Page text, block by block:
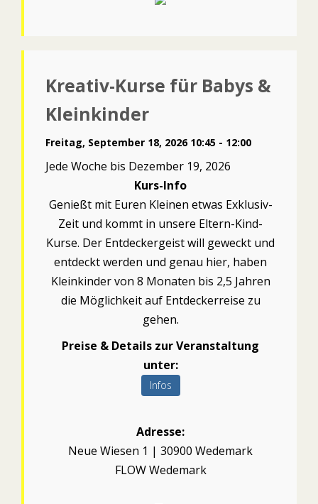
Kreativ-Kurse für Babys &
Kleinkinder
Freitag, September 18, 2026 10:45 - 12:00
Jede Woche bis Dezember 19, 2026
Kurs-Info
Genießt mit Euren Kleinen etwas Exklusiv-
Zeit und kommt in unsere Eltern-Kind-
Kurse. Der Entdeckergeist will geweckt und
entdeckt werden und genau hier, haben
Kleinkinder von 8 Monaten bis 2,5 Jahren
die Möglichkeit auf Entdeckerreise zu
gehen.
Preise & Details zur Veranstaltung
unter:
Infos
Adresse:
Neue Wiesen 1 | 30900 Wedemark
FLOW Wedemark